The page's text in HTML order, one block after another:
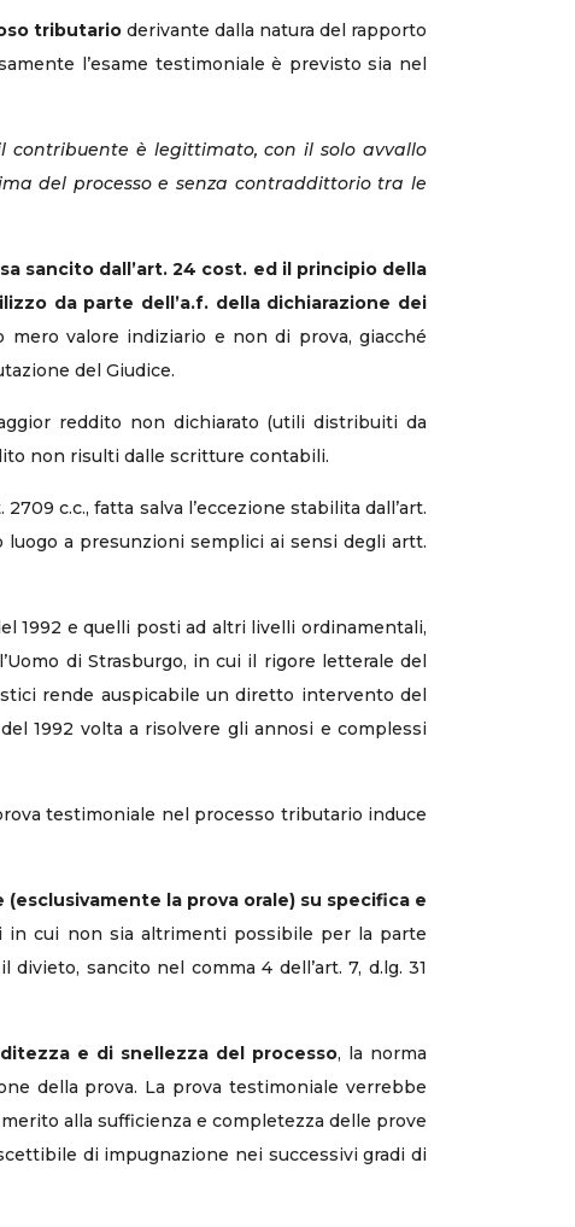
tributarioderivante dalla natura del rapporto
l’esame testimoniale è previsto sia nel
è legittimato, con il solo avvallo
del processo e senza contraddittorio tra le
sancito dall’art. 24 cost. ed il principio della
da parte dell’a.f. della dichiarazione dei
mero valore indiziario e non di prova, giacché
del Giudice.
reddito non dichiarato (utili distribuiti da
non risulti dalle scritture contabili.
2709 c.c., fatta salva l’eccezione stabilita dall’art.
luogo a presunzioni semplici ai sensi degli artt.
1992 e quelli posti ad altri livelli ordinamentali,
di Strasburgo, in cui il rigore letterale del
rende auspicabile un diretto intervento del
1992 volta a risolvere gli annosi e complessi
testimoniale nel processo tributario induce
la prova orale) su specifica e
in cui non sia altrimenti possibile per la parte
sancito nel comma 4 dell’art. 7, d.lg. 31
e di snellezza del processo, la norma
della prova. La prova testimoniale verrebbe
alla sufficienza e completezza delle prove
di impugnazione nei successivi gradi di